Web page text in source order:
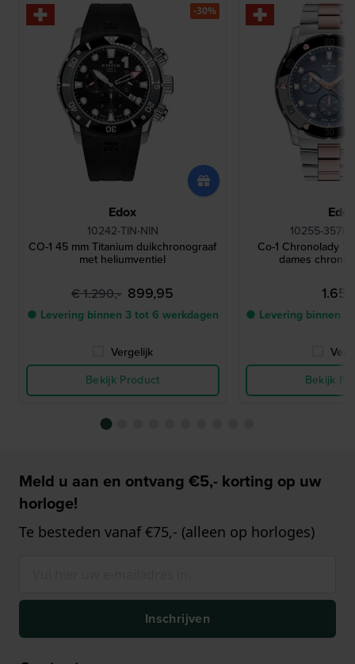
Edox
10242-TIN-NIN
CO-1 45 mm Titanium duikchronograaf
met heliumventiel
€ 1.290,- 899,95
● Levering binnen 3 tot 6 werkdagen
Vergelijk
Bekijk Product
-30%
Edox
10255-
Co-1 Chronolady
dames chrono
● Levering binnen
Bekijk
Meld u aan en ontvang €5,- korting op uw
horloge!
Te besteden vanaf €75,- (alleen op horloges)
Inschrijven